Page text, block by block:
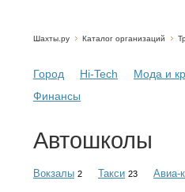
Шахты.ру Каталог организаций
Город Hi-Tech Мода и
Финансы
Автошколы
Вокзалы 2 Такси 23 Авиа-